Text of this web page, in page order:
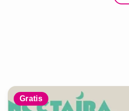
Gratis